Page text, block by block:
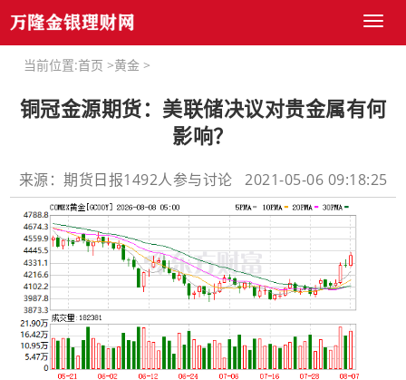
Toggle
当前位置:首页 >黄金 >
铜冠金源期货：美联储决议对贵金属有何
影响？
来源：期货日报1492人参与讨论 2021-05-06 09:18:25